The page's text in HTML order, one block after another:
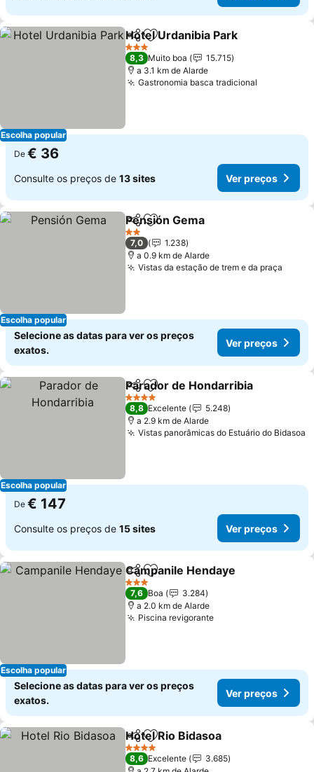
Escolha popular
PartilharAdicionar aos favoritos
Hotel Urdanibia Park
3 Estrelas
8,3 Muito boa
15.715
a 3.1 km de Alarde
Gastronomia basca tradicional
De € 36
Consulte os preços de 13 sites Ver preços
Escolha popular
PartilharAdicionar aos favoritos
Pensión Gema
2 Estrelas
7,0
1.238
a 0.9 km de Alarde
Vistas da estação de trem e da praça
Selecione as datas para ver os preços
exatos.
Ver preços
Escolha popular
PartilharAdicionar aos favoritos
Parador de Hondarribia
4 Estrelas
8,8 Excelente
5.248
a 2.9 km de Alarde
Vistas panorâmicas do Estuário do Bidasoa
De € 147
Consulte os preços de 15 sites Ver preços
Escolha popular
PartilharAdicionar aos favoritos
Campanile Hendaye
3 Estrelas
7,6 Boa
3.284
a 2.0 km de Alarde
Piscina revigoranteVer preços
Selecione as datas para ver os preços
exatos.
Ver preços
PartilharAdicionar aos favoritos
Hotel Rio Bidasoa
4 Estrelas
8,6 Excelente
3.685